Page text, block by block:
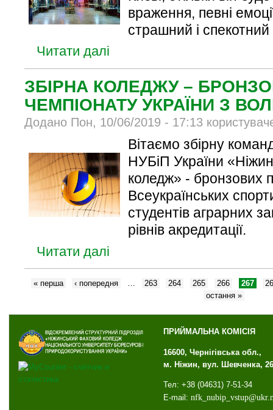
враження, певні
страшний і спекотний
Читати далі
ЗБІРНА КОЛЕДЖУ –
ЧЕМПІОНАТУ УКРАЇНИ З
Додано Пон, 10/06/2019 - 17:13
Вітаємо збірну
НУБіП України
коледж» - бронзових
Всеукраїнських
студентів аграрних
рівнів акредитації.
Читати далі
« перша ‹ попередня 263 264 265 266 267
остання »
ПРИЙМАЛЬНА КОМІСІЯ
16600, Чернігівська обл.,
м. Ніжин, вул. Шевченка, 26
Тел: +38 (04631) 7-51-34
E-mail: nfk_ nubip_ vstup@ukr.